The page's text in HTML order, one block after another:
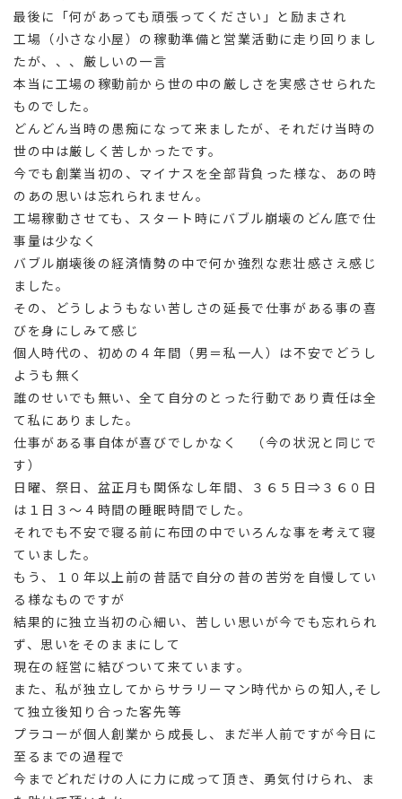
最後に「何があっても頑張ってください」と励まされ
工場（小さな小屋）の稼動準備と営業活動に走り回りまし
たが、、、厳しいの一言
本当に工場の稼動前から世の中の厳しさを実感させられた
ものでした。
どんどん当時の愚痴になって来ましたが、それだけ当時の
世の中は厳しく苦しかったです。
今でも創業当初の、マイナスを全部背負った様な、あの時
のあの思いは忘れられません。
工場稼動させても、スタート時にバブル崩壊のどん底で仕
事量は少なく
バブル崩壊後の経済情勢の中で何か強烈な悲壮感さえ感じ
ました。
その、どうしようもない苦しさの延長で仕事がある事の喜
びを身にしみて感じ
個人時代の、初めの４年間（男＝私一人）は不安でどうし
ようも無く
誰のせいでも無い、全て自分のとった行動であり責任は全
て私にありました。
仕事がある事自体が喜びでしかなく （今の状況と同じで
す）
日曜、祭日、盆正月も関係なし年間、３６５日⇒３６０日
は１日３～４時間の睡眠時間でした。
それでも不安で寝る前に布団の中でいろんな事を考えて寝
ていました。
もう、１０年以上前の昔話で自分の昔の苦労を自慢してい
る様なものですが
結果的に独立当初の心細い、苦しい思いが今でも忘れられ
ず、思いをそのままにして
現在の経営に結びついて来ています。
また、私が独立してからサラリーマン時代からの知人,そし
て独立後知り合った客先等
プラコーが個人創業から成長し、まだ半人前ですが今日に
至るまでの過程で
今までどれだけの人に力に成って頂き、勇気付けられ、ま